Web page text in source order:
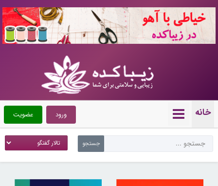
10720710
خانه عضویت ورود